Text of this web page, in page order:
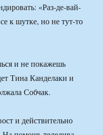
«Раз-де-вай-
к шутке, но не тут-то
и не покажешь
Тина Канделаки и
Собчак.
и действительно